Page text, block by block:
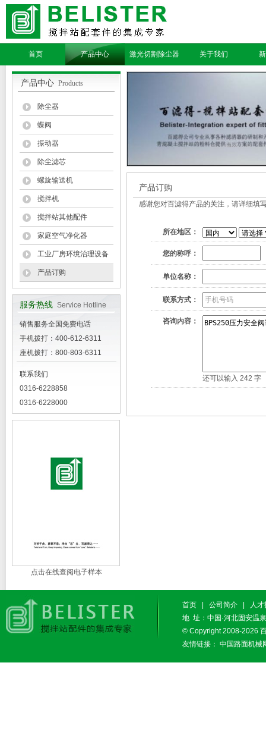
首页 产品中心 激光切割除尘器 关于我们
产品中心 Products
除尘器
蝶阀
振动器
除尘滤芯
螺旋输送机
搅拌机
搅拌站其他配件
家庭空气净化器
工业厂房环境治理设备
产品订购
服务热线 Service Hotline
销售服务全国免费电话
手机拨打：400-612-6311
座机拨打：800-803-6311
联系我们
0316-6228858
0316-6228000
点击在线查阅电子样本
产品订购
感谢您对百滤得产品的关注，请详细填
所在地区：
您的称呼：
单位名称：
联系方式：
咨询内容：
还可以输入 242 字
首页 公司简介
人
地 址：中国·河北固安温
© Copyright 2008-2026
友情链接： 中国路面机械